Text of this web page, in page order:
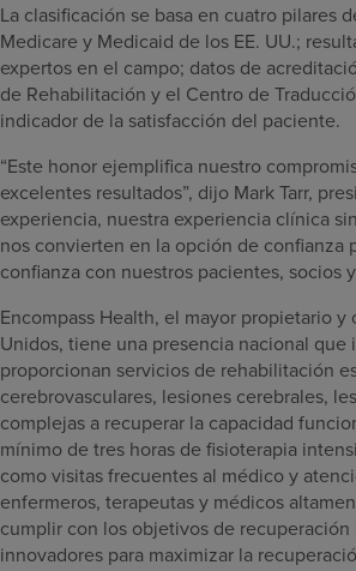
La clasificación se basa en cuatro pilares
Medicare y Medicaid de los EE. UU.;
expertos en el campo; datos de
de Rehabilitación y el Centro de
indicador de la satisfacción del paciente.
“Este honor ejemplifica nuestro
excelentes resultados”, dijo Mark Tarr,
experiencia, nuestra experiencia clínica
nos convierten en la opción de confianza
confianza con nuestros pacientes, socios
Encompass Health, el mayor propietario
Unidos, tiene una presencia nacional que
proporcionan servicios de rehabilitación
cerebrovasculares, lesiones cerebrales,
complejas a recuperar la capacidad
mínimo de tres horas de fisioterapia
como visitas frecuentes al médico y
enfermeros, terapeutas y médicos
cumplir con los objetivos de
innovadores para maximizar la